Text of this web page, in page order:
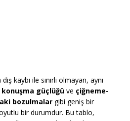
diş kaybı ile sınırlı olmayan, aynı
konuşma güçlüğü ve çiğneme-
bozulmalar gibi geniş bir
bir durumdur. Bu tablo,